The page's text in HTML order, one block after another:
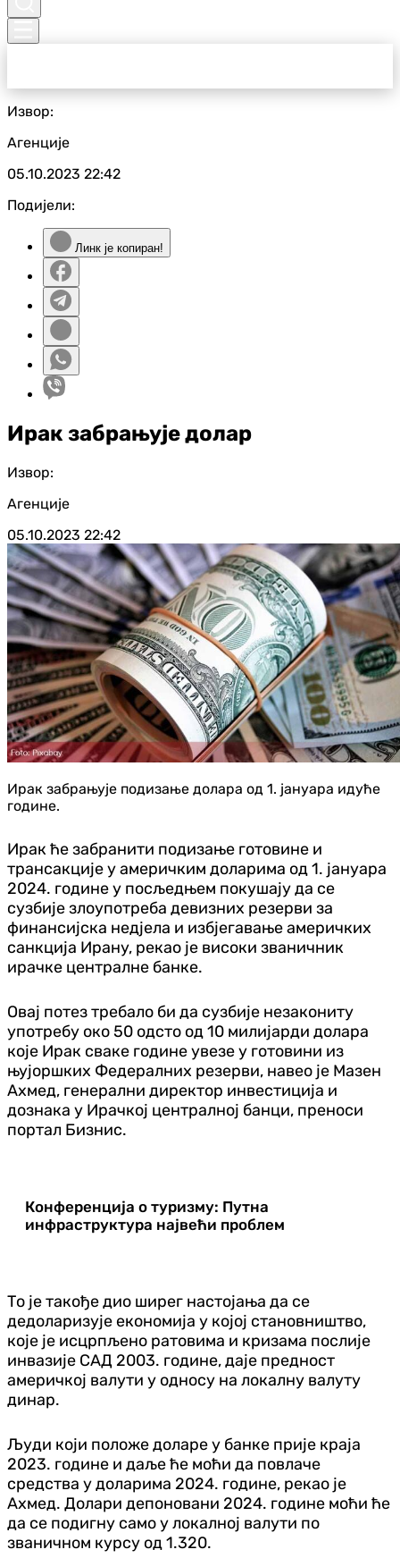
Извор:
Агенције
05.10.2023 22:42
Подијели:
Линк је копиран!
Ирак забрањује долар
Извор:
Агенције
05.10.2023 22:42
Ирак забрањује подизање долара од 1. јануара идуће
године.
Ирак ће забранити подизање готовине и
трансакције у америчким доларима од 1. јануара
2024. године у посљедњем покушају да се
сузбије злоупотреба девизних резерви за
финансијска недјела и избјегавање америчких
санкција Ирану, рекао је високи званичник
ирачке централне банке.
Овај потез требало би да сузбије незакониту
употребу око 50 одсто од 10 милијарди долара
које Ирак сваке године увезе у готовини из
њујоршких Федералних резерви, навео је Мазен
Ахмед, генерални директор инвестиција и
дознака у Ирачкој централној банци, преноси
портал Бизнис.
Конференција о туризму: Путна
инфраструктура највећи проблем
То је такође дио ширег настојања да се
дедоларизује економија у којој становништво,
које је исцрпљено ратовима и кризама послије
инвазије САД 2003. године, даје предност
америчкој валути у односу на локалну валуту
динар.
Људи који положе доларе у банке прије краја
2023. године и даље ће моћи да повлаче
средства у доларима 2024. године, рекао је
Ахмед. Долари депоновани 2024. године моћи ће
да се подигну само у локалној валути по
званичном курсу од 1.320.